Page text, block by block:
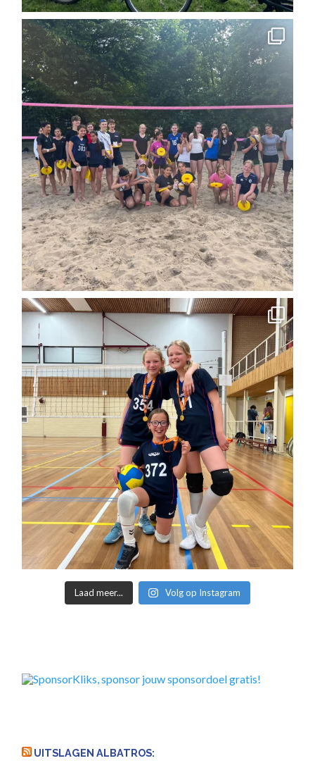
Laad meer... Volg op Instagram
UITSLAGEN ALBATROS: